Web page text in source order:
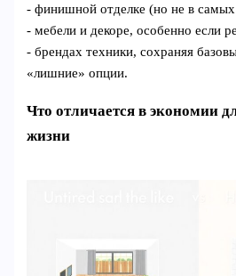
- финишной отделке (но не в
- мебели и декоре, особенно если
- брендах техники, сохраняя
«лишние» опции.
Что отличается в экономии
жизни